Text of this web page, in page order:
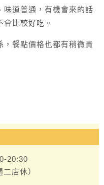
味道普通，有機會來的話
比較好吃。
餐點價格也都有稍微貴
20:30
店休）